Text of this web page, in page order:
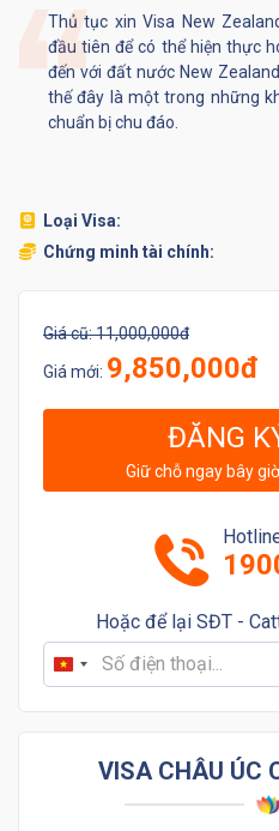
Thủ tục xin Visa New
đầu tiên để có thể hiện thực
đến với đất nước New
thế đây là một trong những
chuẩn bị chu đáo.
Loại Visa:
Chứng minh tài chính:
VISA CHÂU ÚC
Giá cũ:11,000,000đ
Giá mới: 9,850,000đ
ĐĂNG
Giữ chỗ ngay bây
Hoặc để lại SĐT -
Vietnam